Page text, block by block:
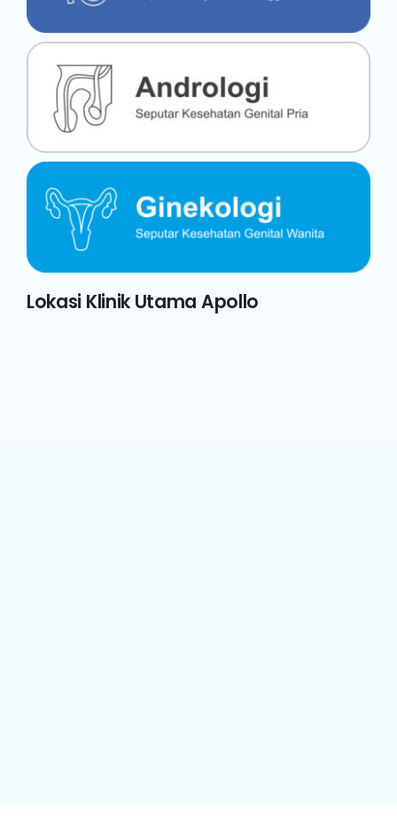
Lokasi Klinik Utama Apollo